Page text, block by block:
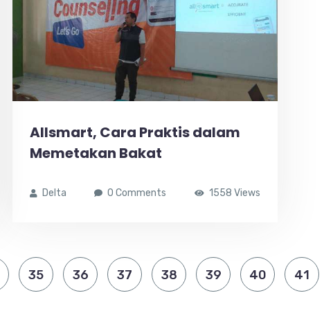
Allsmart, Cara Praktis dalam
Memetakan Bakat
Delta 0 Comments 1558 Views
35 36 37 38 39 40 41